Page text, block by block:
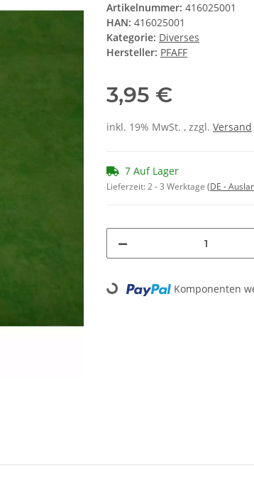
Artikelnummer: 416025001
HAN: 416025001
Kategorie: Diverses
Hersteller: PFAFF
3,95 €
inkl. 19% MwSt. , zzgl. Versand
7 Auf Lager
Lieferzeit:2 - 3 Werktage (DE -
Loading... Komponenten